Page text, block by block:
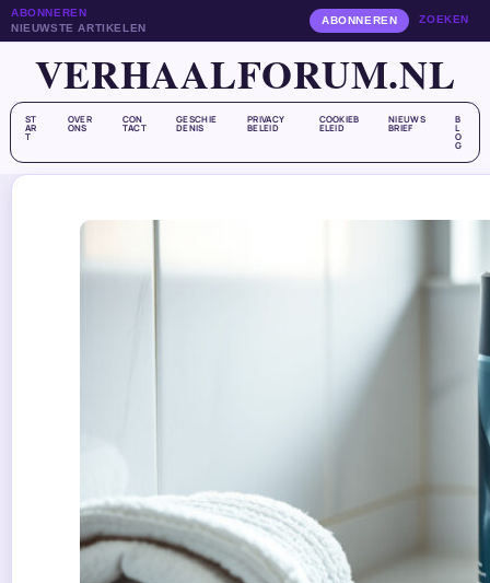
ABONNEREN
NIEUWSTE ARTIKELEN
ABONNEREN ZOEKEN
VERHAALFORUM.NL
ST
AR
T
OVER
ONS
CON
TACT
GESCHIE
DENIS
PRIVACY
BELEID
COOKIEB
ELEID
NIEUWS
BRIEF
B
L
O
G